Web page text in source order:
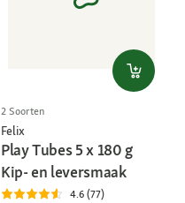
2 Soorten
Felix
Play Tubes 5 x 180 g
Kip- en leversmaak
4.6 (77)